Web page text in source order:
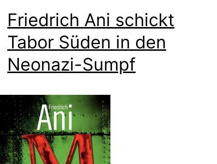
Friedrich Ani schickt
Tabor Süden in den
Neonazi-Sumpf